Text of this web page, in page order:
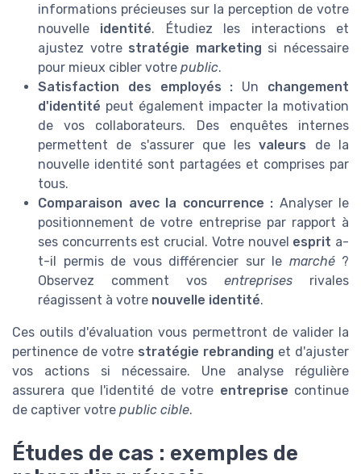
informations précieuses sur la perception de votre
nouvelle identité. Étudiez les interactions et
ajustez votre stratégie marketing si nécessaire
pour mieux cibler votre public.
Satisfaction des employés : Un changement
d'identité peut également impacter la motivation
de vos collaborateurs. Des enquêtes internes
permettent de s'assurer que lesvaleurs de la
nouvelle identité sont partagées et comprises par
tous.
Comparaison avec la concurrence : Analyser le
positionnement de votre entreprise par rapport à
ses concurrents est crucial. Votre nouvel esprit a-
t-il permis de vous différencier sur le marché?
Observez comment vos entreprises rivales
réagissent à votre nouvelle identité.
Ces outils d'évaluation vous permettront de valider la
pertinence de votre stratégie rebranding et d'ajuster
vos actions si nécessaire. Une analyse régulière
assurera que l'identité de votre entreprise continue
de captiver votre public cible.
Études de cas : exemples de